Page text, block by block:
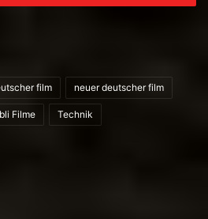
film neuer deutscher film
Filme Technik